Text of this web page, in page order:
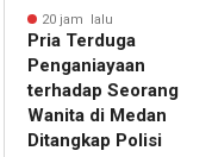
20 jam lalu
Pria Terduga
Penganiayaan
terhadap Seorang
Wanita di Medan
Ditangkap Polisi